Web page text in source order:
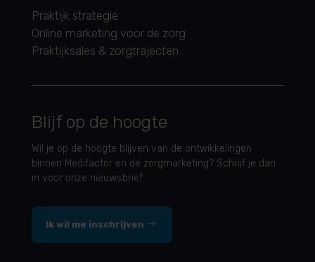
Praktijk strategie
Online marketing voor de zorg
Praktijksales & zorgtrajecten
Blijf op de hoogte
Wil je op de hoogte blijven van de ontwikkelingen
binnen Medifactor en de zorgmarketing? Schrijf je dan
in voor onze nieuwsbrief
Ik wil me inschrijven